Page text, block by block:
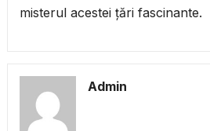
misterul acestei țări fascinante.
Admin